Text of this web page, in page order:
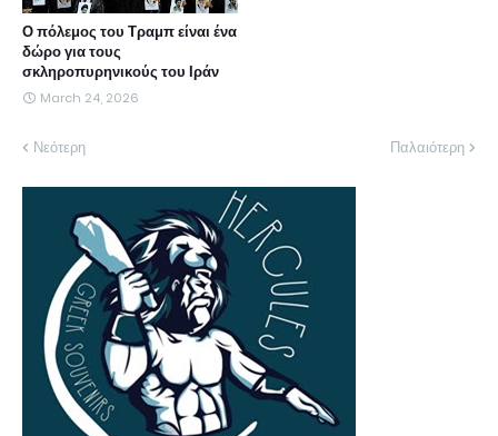
Ο πόλεμος του Τραμπ είναι ένα
δώρο για τους
σκληροπυρηνικούς του Ιράν
March 24, 2026
Νεότερη Παλαιότερη